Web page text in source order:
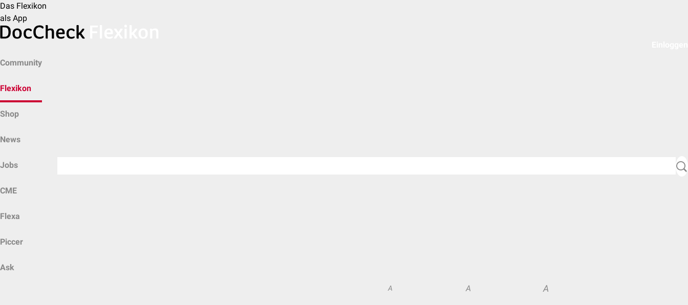
Das Flexikon
als App
Community
Flexikon
Shop
News
Jobs
CME
Flexa
Piccer
Ask
A A A